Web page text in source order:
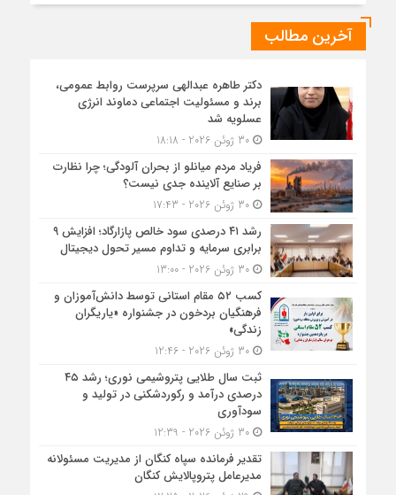
آخرین مطالب
دکتر طاهره عبدالهی سرپرست روابط عمومی،
برند و مسئولیت اجتماعی دماوند انرژی
عسلویه شد
30 ژوئن 2026 - 18:18
فریاد مردم میانلو از بحران آلودگی؛ چرا نظارت
بر صنایع آلاینده جدی نیست؟
30 ژوئن 2026 - 17:43
رشد ۴۱ درصدی سود خالص پازارگاد؛ افزایش ۹
برابری سرمایه و تداوم مسیر تحول دیجیتال
30 ژوئن 2026 - 13:00
کسب ۵۲ مقام استانی توسط دانش‌آموزان و
فرهنگیان بردخون در جشنواره «یاریگران
زندگی»
30 ژوئن 2026 - 12:46
ثبت سال طلایی پتروشیمی نوری؛ رشد ۴۵
درصدی درآمد و رکوردشکنی در تولید و
سودآوری
30 ژوئن 2026 - 12:39
تقدیر فرمانده سپاه کنگان از مدیریت مسئولانه
مدیرعامل پتروپالایش کنگان